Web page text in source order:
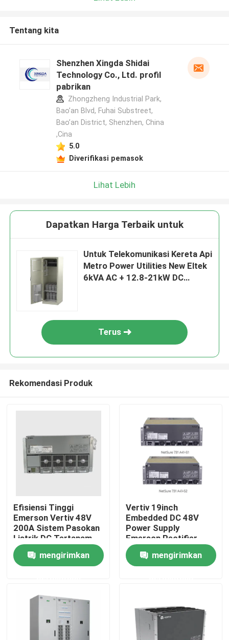
Tentang kita
Tentang kita
Shenzhen Xingda Shidai
Technology Co., Ltd. profil
pabrikan
Zhongzheng Industrial Park,
Bao’an Blvd, Fuhai Substreet,
Bao’an District, Shenzhen, China
,Cina
5.0
Diverifikasi pemasok
Lihat Lebih
Dapatkan Harga Terbaik untuk
Untuk Telekomunikasi Kereta Api
Metro Power Utilities New Eltek
6kVA AC + 12.8-21kW DC
Terus
Rekomendasi Produk
Efisiensi Tinggi
Emerson Vertiv 48V
200A Sistem Pasokan
Listrik DC Tertanam
Netsure 701 A41 -S1-
S5 -S6 -S8 -S3 -S10
mengirimkan
Vertiv 19inch
Embedded DC 48V
Power Supply
Emerson Rectifier
System Netsure 731
A41 dengan Telecom
Power R48-3000e3
mengirimkan